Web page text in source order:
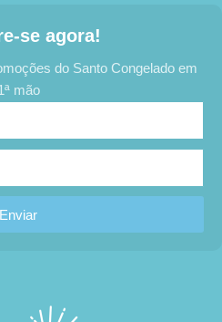
se agora!
do Santo Congelado em
mão
Enviar